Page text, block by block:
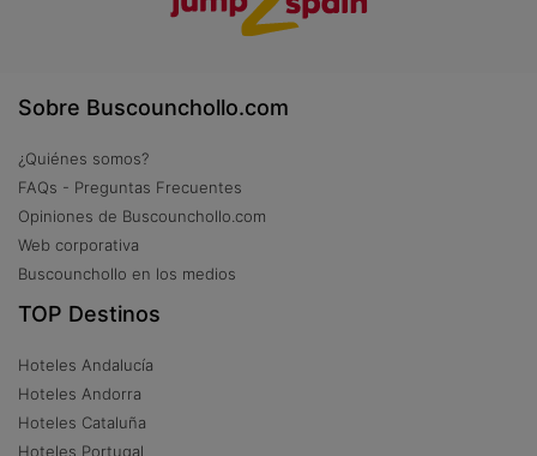
Sobre Buscounchollo.com
¿Quiénes somos?
FAQs - Preguntas Frecuentes
Opiniones de Buscounchollo.com
Web corporativa
Buscounchollo en los medios
TOP Destinos
Hoteles Andalucía
Hoteles Andorra
Hoteles Cataluña
Hoteles Portugal